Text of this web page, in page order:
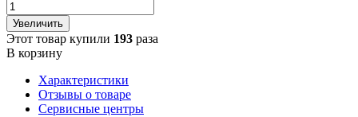
Увеличить
Этот товар купили 193 раза
В корзину
Характеристики
Отзывы о товаре
Сервисные центры